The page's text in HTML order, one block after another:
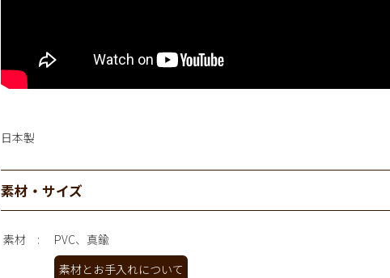
日本製
素材・サイズ
素材
PVC、真鍮
素材とお手入れについて